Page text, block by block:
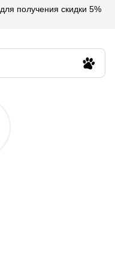
для получения скидки 5%